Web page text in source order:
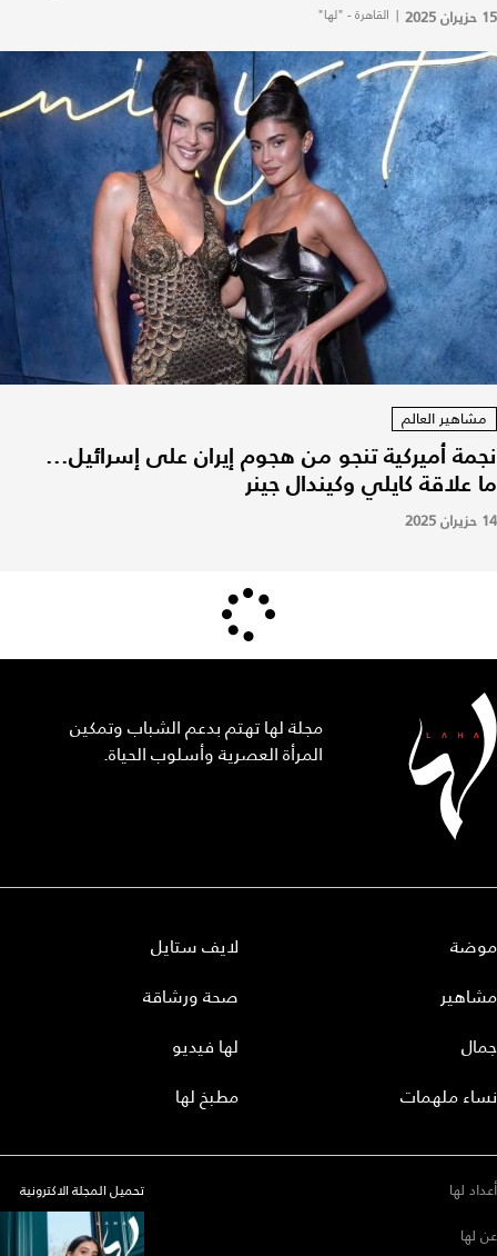
15 حزيران 2025 | القاهرة - "لها"
مشاهير العالم
نجمة أميركية تنجو من هجوم إيران على إسرائيل...
ما علاقة كايلي وكيندال جينر
14 حزيران 2025
مجلة لها تهتم بدعم الشباب وتمكين
المرأة العصرية وأسلوب الحياة.
موضة
مشاهير
جمال
نساء ملهمات
لايف ستايل
صحة ورشاقة
لها فيديو
مطبخ لها
أعداد لها
عن لها
تحميل المجلة الاكترونية